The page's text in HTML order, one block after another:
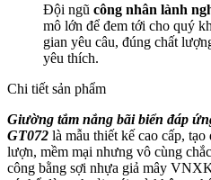
Đội ngũ công nhân lành
mô lớn để đem tới cho quý
gian yêu câu, đúng chất
yêu thích.
Chi tiết sản phẩm
Giường tắm nắng bãi biển đáp
GT072 là mẫu thiết kế cao cấp,
lượn, mềm mại nhưng vô cùng
công bằng sợi nhựa giả mây